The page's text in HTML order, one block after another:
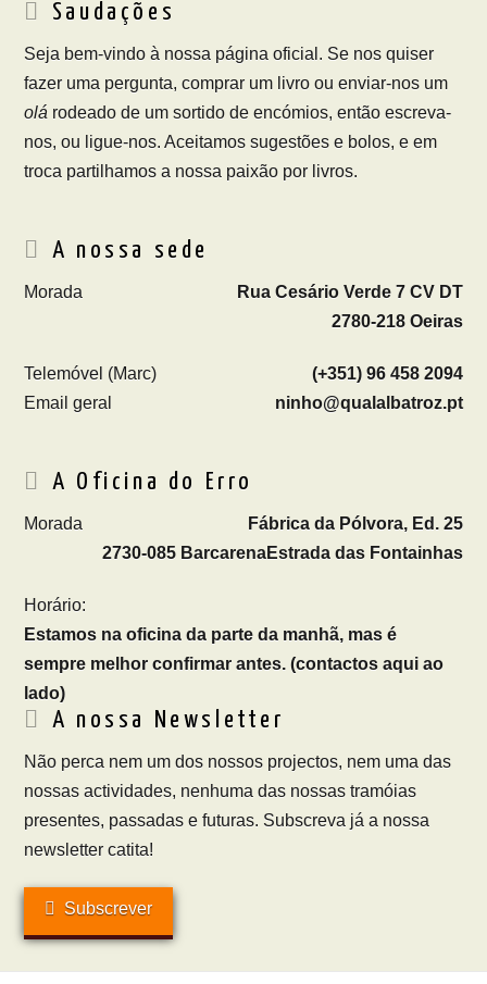
Saudações
Seja bem-vindo à nossa página oficial. Se nos quiser
fazer uma pergunta, comprar um livro ou enviar-nos um
olá rodeado de um sortido de encómios, então escreva-
nos, ou ligue-nos. Aceitamos sugestões e bolos, e em
troca partilhamos a nossa paixão por livros.
A nossa sede
Morada
Rua Cesário Verde 7 CV DT
2780-218 Oeiras
Telemóvel (Marc)
(+351) 96 458 2094
Email geral
ninho@qualalbatroz.pt
A Oficina do Erro
Morada
Fábrica da Pólvora, Ed. 25
Estrada das Fontainhas
2730-085 Barcarena
Horário:
Estamos na oficina da parte da manhã, mas é
sempre melhor confirmar antes. (contactos aqui ao
lado)
A nossa Newsletter
Não perca nem um dos nossos projectos, nem uma das
nossas actividades, nenhuma das nossas tramóias
presentes, passadas e futuras. Subscreva já a nossa
newsletter catita!
Subscrever